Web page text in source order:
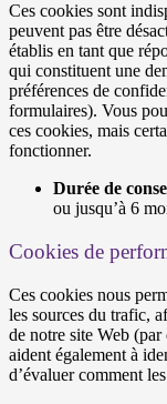
Ces cookies sont
peuvent pas être
établis en tant que
qui constituent une
préférences de
formulaires). Vous
ces cookies, mais
fonctionner.
Durée de
ou jusqu’à 6
Cookies de
Ces cookies nous
les sources du trafic,
de notre site Web
aident également à
d’évaluer comment